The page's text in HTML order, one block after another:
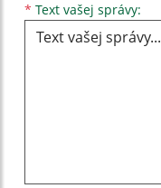
* Text vašej správy: